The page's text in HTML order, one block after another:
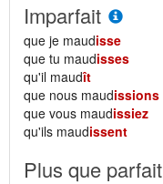
Imparfait
que je maudisse
que tu maudisses
qu'il maudît
que nous maudissions
que vous maudissiez
qu'ils maudissent
Plus que parfait